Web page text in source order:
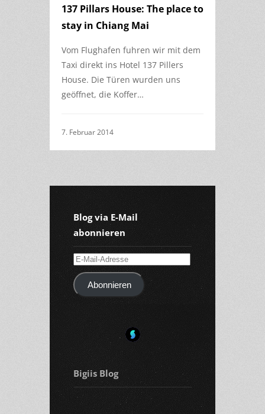
137 Pillars House: The place to
stay in Chiang Mai
Vom Flughafen fuhren wir mit dem
Taxi direkt ins Hotel 137 Pillers
House. Die Türen wurden uns
geöffnet, die Koffer…
7. Februar 2014
Blog via E-Mail
abonnieren
E-
Mail-
AdresseAbonnieren
Bigiis Blog